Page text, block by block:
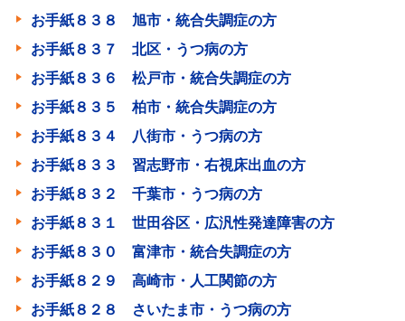
お手紙８３８ 旭市・統合失調症の方
お手紙８３７ 北区・うつ病の方
お手紙８３６ 松戸市・統合失調症の方
お手紙８３５ 柏市・統合失調症の方
お手紙８３４ 八街市・うつ病の方
お手紙８３３ 習志野市・右視床出血の方
お手紙８３２ 千葉市・うつ病の方
お手紙８３１ 世田谷区・広汎性発達障害の方
お手紙８３０ 富津市・統合失調症の方
お手紙８２９ 高崎市・人工関節の方
お手紙８２８ さいたま市・うつ病の方